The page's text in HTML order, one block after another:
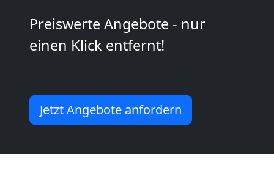
Preiswerte Angebote - nur
einen Klick entfernt!
Jetzt Angebote anfordern
Beiladung
Beiladung
International